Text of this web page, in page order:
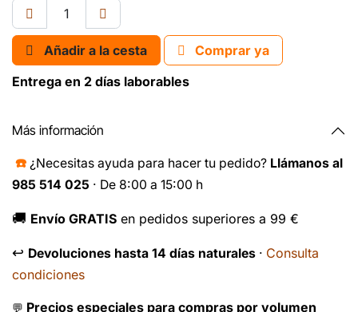
Añadir a la cesta
Comprar ya
Entrega en 2 días laborables
Más información
☎️ ¿Necesitas ayuda para hacer tu pedido? Llámanos al
985 514 025 · De 8:00 a 15:00 h
🚚 Envío GRATIS en pedidos superiores a 99 €
↩️ Devoluciones hasta 14 días naturales · Consulta
condiciones
💬 Precios especiales para compras por volumen